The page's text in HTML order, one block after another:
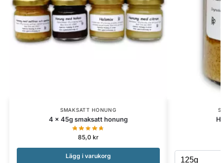
SMAKSATT HONUNG
4 x 45g smaksatt honung
85,0 kr
Lägg i varukorg